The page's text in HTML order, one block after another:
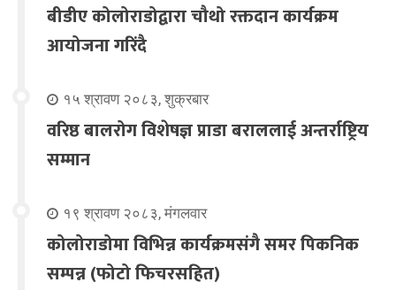
बीडीए कोलोराडोद्वारा चौथो रक्तदान कार्यक्रम
आयोजना गरिंदै
१५ श्रावण २०८३, शुक्रबार
वरिष्ठ बालरोग विशेषज्ञ प्राडा बराललाई अन्तर्राष्ट्रिय
सम्मान
१९ श्रावण २०८३, मंगलवार
कोलोराडोमा विभिन्न कार्यक्रमसंगै समर पिकनिक
सम्पन्न (फोटो फिचरसहित)